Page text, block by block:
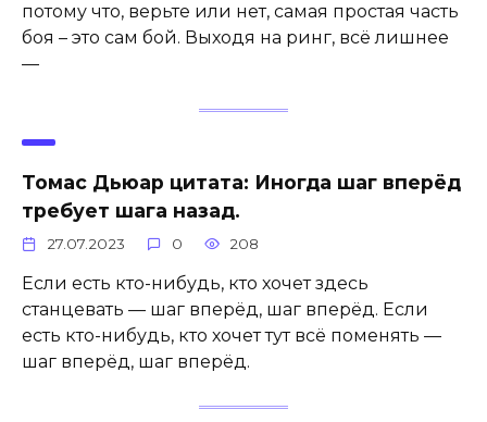
потому что, верьте или нет, самая простая часть
боя – это сам бой. Выходя на ринг, всё лишнее
—
Томас Дьюар цитата: Иногда шаг вперёд
требует шага назад.
27.07.2023 0 208
Если есть кто-нибудь, кто хочет здесь
станцевать — шаг вперёд, шаг вперёд. Если
есть кто-нибудь, кто хочет тут всё поменять —
шаг вперёд, шаг вперёд.